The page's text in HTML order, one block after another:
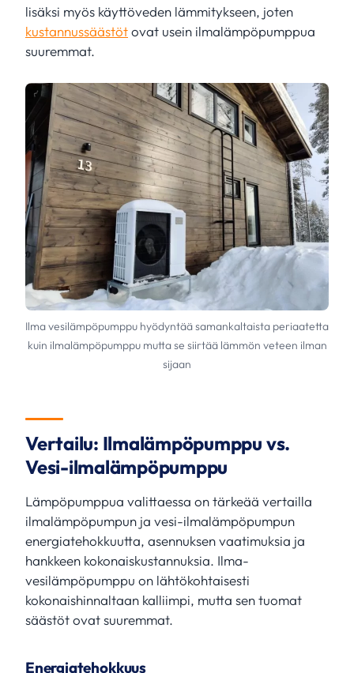
lisäksi myös käyttöveden lämmitykseen, joten
kustannussäästötovat usein ilmalämpöpumppua
suuremmat.
Ilma vesilämpöpumppu hyödyntää samankaltaista periaatetta
kuin ilmalämpöpumppu mutta se siirtää lämmön veteen ilman
sijaan
Vertailu: Ilmalämpöpumppu vs.
Vesi-ilmalämpöpumppu
Lämpöpumppua valittaessa on tärkeää vertailla
ilmalämpöpumpun ja vesi-ilmalämpöpumpun
energiatehokkuutta, asennuksen vaatimuksia ja
hankkeen kokonaiskustannuksia. Ilma-
vesilämpöpumppu on lähtökohtaisesti
kokonaishinnaltaan kalliimpi, mutta sen tuomat
säästöt ovat suuremmat.
Energiatehokkuus